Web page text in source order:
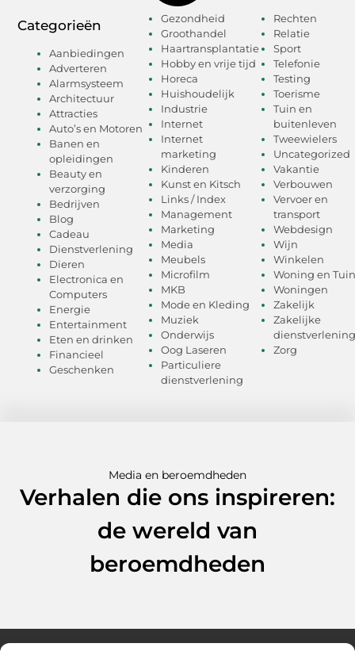
Categorieën
Aanbiedingen
Adverteren
Alarmsysteem
Architectuur
Attracties
Auto’s en Motoren
Banen en
opleidingen
Beauty en
verzorging
Bedrijven
Blog
Cadeau
Dienstverlening
Dieren
Electronica en
Computers
Energie
Entertainment
Eten en drinken
Financieel
Geschenken
Gezondheid
Groothandel
Haartransplantatie
Hobby en vrije tijd
Horeca
Huishoudelijk
Industrie
Internet
Internet
marketing
Kinderen
Kunst en Kitsch
Links / Index
Management
Marketing
Media
Meubels
Microfilm
MKB
Mode en Kleding
Muziek
Onderwijs
Oog Laseren
Particuliere
dienstverlening
Rechten
Relatie
Sport
Telefonie
Testing
Toerisme
Tuin en
buitenleven
Tweewielers
Uncategorized
Vakantie
Verbouwen
Vervoer en
transport
Webdesign
Wijn
Winkelen
Woning en Tuin
Woningen
Zakelijk
Zakelijke
dienstverlening
Zorg
Media en beroemdheden
Verhalen die ons inspireren:
de wereld van
beroemdheden